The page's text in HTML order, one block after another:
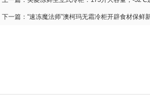
下一篇： “速冻魔法师”澳柯玛无霜冷柜开辟食材保鲜